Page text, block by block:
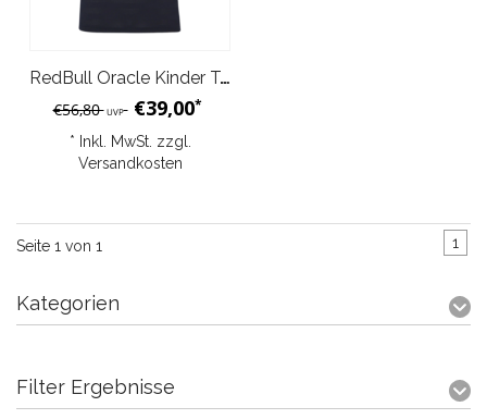
RedBull Oracle Kinder Team Set Up T-Shirt 2025 Night Sky Blau
€56,80 UVP €39,00*
* Inkl. MwSt. zzgl.
Versandkosten
Seite 1 von 1 1
Kategorien
Filter Ergebnisse